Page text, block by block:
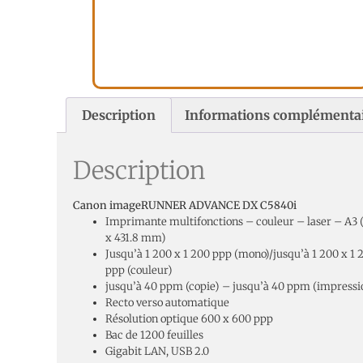
Description Informations
Description
Canon imageRUNNER ADVANCE DX C5840i
Imprimante multifonctions – couleur – laser – A3
x 431.8 mm)
Jusqu’à 1 200 x 1 200 ppp (mono)/jusqu’à 1 200 x 1
ppp (couleur)
jusqu’à 40 ppm (copie) – jusqu’à 40 ppm
Recto verso automatique
Résolution optique 600 x 600 ppp
Bac de 1200 feuilles
Gigabit LAN, USB 2.0